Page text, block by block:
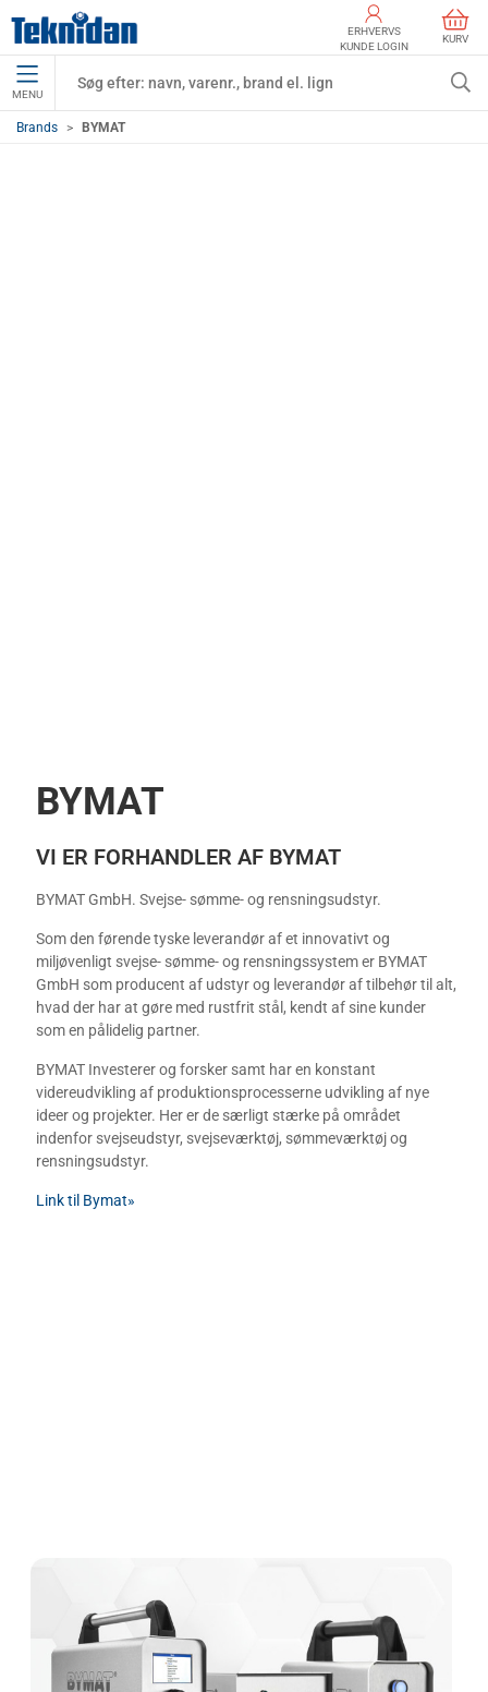
ERHVERVS
KUNDE LOGIN
KURV
MENU
Brands BYMAT
BYMAT
VI ER FORHANDLER AF BYMAT
BYMAT GmbH. Svejse- sømme- og rensningsudstyr.
Som den førende tyske leverandør af et innovativt og
miljøvenligt svejse- sømme- og rensningssystem er BYMAT
GmbH som producent af udstyr og leverandør af tilbehør til alt,
hvad der har at gøre med rustfrit stål, kendt af sine kunder
som en pålidelig partner.
BYMAT Investerer og forsker samt har en konstant
videreudvikling af produktionsprocesserne udvikling af nye
ideer og projekter. Her er de særligt stærke på området
indenfor svejseudstyr, svejseværktøj, sømmeværktøj og
rensningsudstyr.
Link til Bymat»